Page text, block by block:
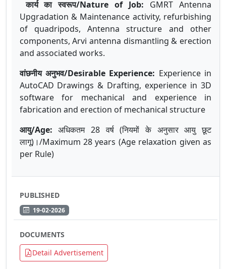
कार्य का स्वरूप/Nature of Job: GMRT Antenna
Upgradation & Maintenance activity, refurbishing
of quadripods, Antenna structure and other
components, Arvi antenna dismantling & erection
and associated works.
वांछनीय अनुभव/Desirable Experience: Experience in
AutoCAD Drawings & Drafting, experience in 3D
software for mechanical and experience in
fabrication and erection of mechanical structure
आयु/Age:अधिकतम28वर्ष(नियमों के अनुसार आयु छूट
लागू)।/Maximum 28 years (Age relaxation given as
per Rule)
PUBLISHED
19-02-2026
DOCUMENTS
Detail Advertisement